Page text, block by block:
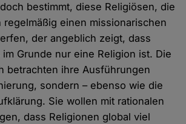
bestimmt, diese Religiösen, die
regelmäßig einen missionarischen
der angeblich zeigt, dass
Grunde nur eine Religion ist. Die
betrachten ihre Ausführungen
sondern – ebenso wie die
Sie wollen mit rationalen
dass Religionen global viel